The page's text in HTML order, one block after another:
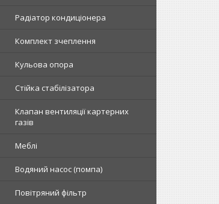
Радіатор кондиціонера
Комплект зчеплення
Кульова опора
Стійка стабілізатора
Клапан вентиляції картерних
газів
Меблі
Водяний насос (помпа)
Повітряний фільтр